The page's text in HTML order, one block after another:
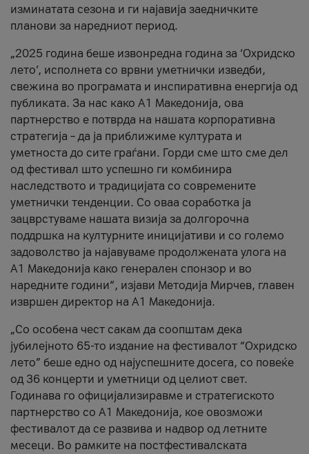
изминатата сезона и ги најавија заедничките
планови за наредниот период.
„2025 година беше извонредна година за ‘Охридско
лето’, исполнета со врвни уметнички изведби,
свежина во програмата и инспиративна енергија од
публиката. За нас како A1 Македонија, ова
партнерство е потврда на нашата корпоративна
стратегија – да ја приближиме културата и
уметноста до сите граѓани. Горди сме што сме дел
од фестивал што успешно ги комбинира
наследството и традицијата со современите
уметнички тенденции. Со оваа соработка ја
зацврстуваме нашата визија за долгорочна
поддршка на културните иницијативи и со големо
задоволство ја најавуваме продолжената улога на
A1 Македонија како генерален спонзор и во
наредните години“, изјави Методија Мирчев, главен
извршен директор на A1 Македонија.
„Со особена чест сакам да соопштам дека
јубилејното 65-то издание на фестивалот “Охридско
лето” беше едно од најуспешните досега, со повеќе
од 36 концерти и уметници од целиот свет.
Годинава го официјализиравме и стратегиското
партнерство со А1 Македонија, кое овозможи
фестивалот да се развива и надвор од летните
месеци. Во рамките на постфестивалската